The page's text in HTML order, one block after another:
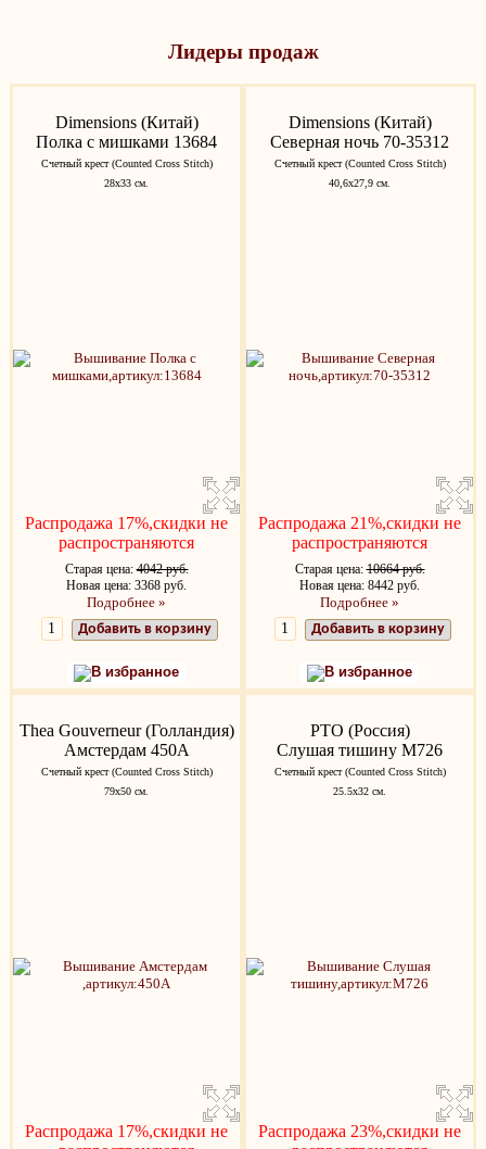
Лидеры продаж
Dimensions (Китай)
Полка с мишками 13684
Счетный крест (Counted Cross Stitch)
28x33 см.
Распродажа 17%,скидки не
распространяются
Старая цена:4042 руб.
Новая цена: 3368 руб.
Подробнее »
Добавить в корзину
В избранное
Dimensions (Китай)
Северная ночь 70-35312
Счетный крест (Counted Cross Stitch)
40,6х27,9 см.
Распродажа 21%,скидки не
распространяются
Старая цена:10664 руб.
Новая цена: 8442 руб.
Подробнее »
Добавить в корзину
В избранное
Thea Gouverneur (Голландия)
Амстердам 450A
Счетный крест (Counted Cross Stitch)
79х50 см.
Распродажа 17%,скидки не
РТО (Россия)
Слушая тишину M726
Счетный крест (Counted Cross Stitch)
25.5x32 см.
Распродажа 23%,скидки не